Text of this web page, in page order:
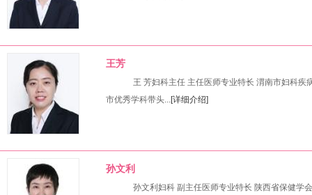
王芳
王 芳妇科主任 主任医师专业特长 渭南市妇科疾
市优秀学科带头...[详细介绍]
孙文利
孙文利妇科 副主任医师专业特长 陕西省保健学